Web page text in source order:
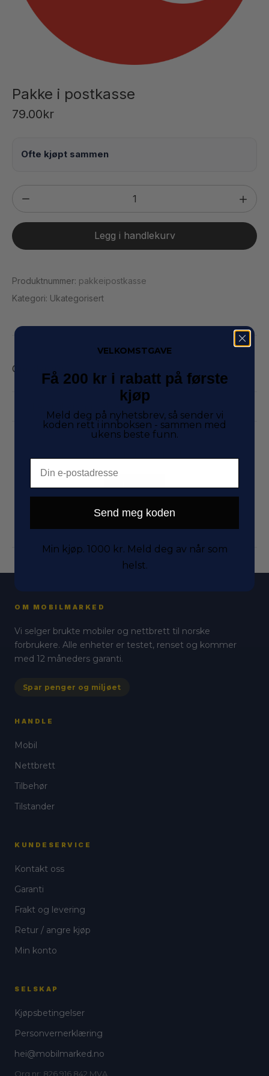
Pakke i postkasse
79.00kr
Pakke
postkasse
antall
Legg i handlekurv
Produktnummer: pakkeipostkasse
Kategori: Ukategorisert
Omtaler (0)
Legg til en anmeldelse
Log In
OM MOBILMARKED
Vi selger brukte mobiler og nettbrett til norske
forbrukere. Alle enheter er testet, renset og kommer
med 12 måneders garanti.
Spar penger og miljøet
HANDLE
Mobil
Nettbrett
Tilbehør
Tilstander
KUNDESERVICE
Kontakt oss
Garanti
Frakt og levering
Retur / angre kjøp
Min konto
SELSKAP
Kjøpsbetingelser
Personvernerklæring
hei@mobilmarked.no
Org.nr: 826 916 842 MVA
VELKOMSTGAVE
Få 200 kr i rabatt på første
kjøp
Meld deg på nyhetsbrev, så sender vi
koden rett i innboksen - sammen med
ukens beste funn.
Send meg koden
Min kjøp. 1000 kr. Meld deg av når som
helst.